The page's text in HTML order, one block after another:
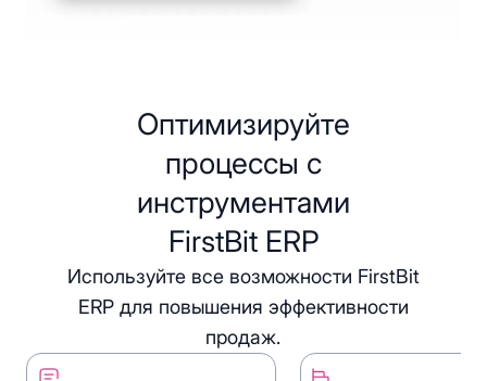
Оптимизируйте
процессы с
инструментами
FirstBit ERP
Используйте все возможности FirstBit
ERP для повышения эффективности
продаж.